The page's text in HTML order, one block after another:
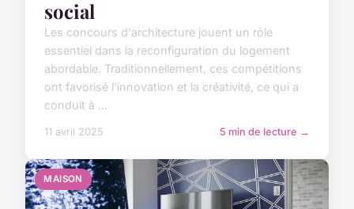
social
Les concours d'architecture jouent un rôle
essentiel dans la reconfiguration du logement
abordable. Traditionnellement, ces compétitions
ont favorisé l'innovation et la créativité, ce qui a
conduit à ...
11 avril 2025 5 min de lecture →
MAISON